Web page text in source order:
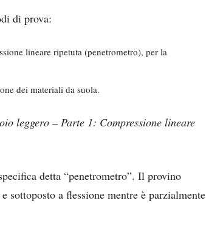
di prova:
lineare ripetuta (penetrometro), per la
dei materiali da suola.
leggero – Parte 1: Compressione lineare
detta “penetrometro”. Il provino
a flessione mentre è parzialmente